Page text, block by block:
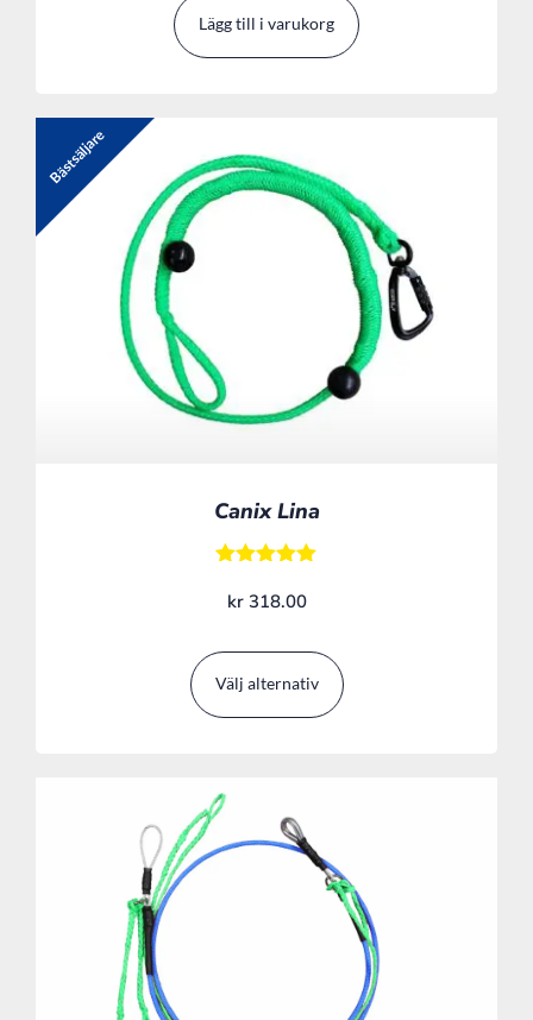
Lägg till i varukorg
Canix Lina
5.00
kr318.00
Välj alternativ
Bästsäljare